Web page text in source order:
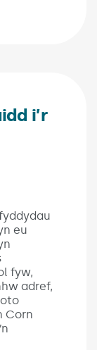
i’r
eu
fyw,
adref,
Corn